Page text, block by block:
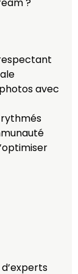
?
avec